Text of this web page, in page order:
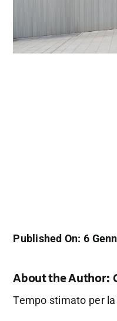
Published On: 6
About the Author:
Tempo stimato per